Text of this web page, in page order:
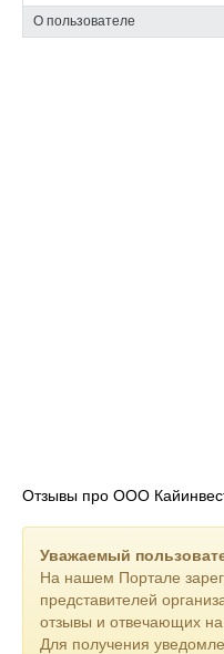
О пользователе
Отзывы про ООО
Уважаемый
На нашем Портале
представителей
отзывы и отвечающих на
Для получения